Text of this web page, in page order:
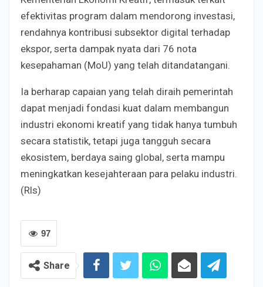
efektivitas program dalam mendorong investasi,
rendahnya kontribusi subsektor digital terhadap
ekspor, serta dampak nyata dari 76 nota
kesepahaman (MoU) yang telah ditandatangani.
Ia berharap capaian yang telah diraih pemerintah
dapat menjadi fondasi kuat dalam membangun
industri ekonomi kreatif yang tidak hanya tumbuh
secara statistik, tetapi juga tangguh secara
ekosistem, berdaya saing global, serta mampu
meningkatkan kesejahteraan para pelaku industri.
(Rls)
97
Share